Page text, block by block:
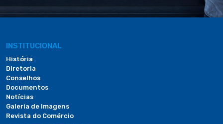
INSTITUCIONAL
História
Diretoria
Conselhos
Documentos
Notícias
Galeria de Imagens
Revista do Comércio